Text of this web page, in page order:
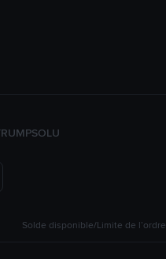
SOLU
Solde disponible/Limite de l’ordre